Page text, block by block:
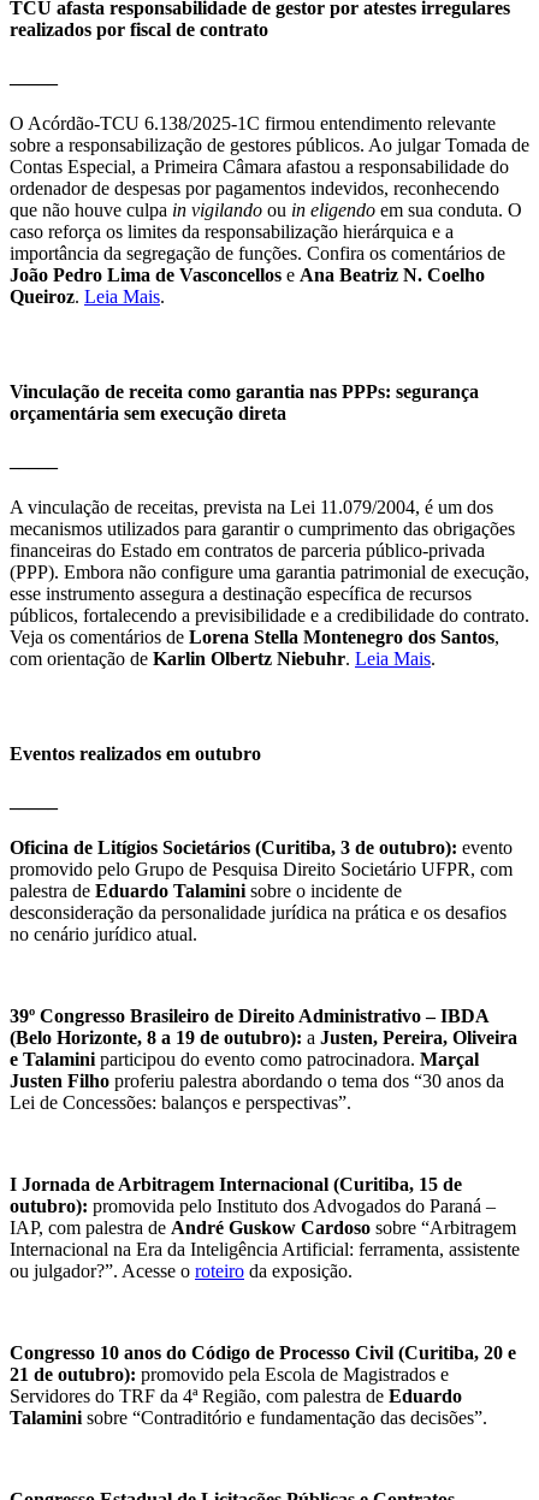
TCU afasta responsabilidade de gestor por atestes irregulares
realizados por fiscal de contrato
O Acórdão-TCU 6.138/2025-1C firmou entendimento relevante
sobre a responsabilização de gestores públicos. Ao julgar Tomada de
Contas Especial, a Primeira Câmara afastou a responsabilidade do
ordenador de despesas por pagamentos indevidos, reconhecendo
que não houve culpa in vigilando ou in eligendo em sua conduta. O
caso reforça os limites da responsabilização hierárquica e a
importância da segregação de funções. Confira os comentários de
João Pedro Lima de Vasconcellos e Ana Beatriz N. Coelho
Queiroz. Leia Mais.
Vinculação de receita como garantia nas PPPs: segurança
orçamentária sem execução direta
A vinculação de receitas, prevista na Lei 11.079/2004, é um dos
mecanismos utilizados para garantir o cumprimento das obrigações
financeiras do Estado em contratos de parceria público-privada
(PPP). Embora não configure uma garantia patrimonial de execução,
esse instrumento assegura a destinação específica de recursos
públicos, fortalecendo a previsibilidade e a credibilidade do contrato.
Veja os comentários de Lorena Stella Montenegro dos Santos,
com orientação de Karlin Olbertz Niebuhr. Leia Mais.
Eventos realizados em outubro
Oficina de Litígios Societários (Curitiba, 3 de outubro): evento
promovido pelo Grupo de Pesquisa Direito Societário UFPR, com
palestra de Eduardo Talamini sobre o incidente de
desconsideração da personalidade jurídica na prática e os desafios
no cenário jurídico atual.
39º Congresso Brasileiro de Direito Administrativo – IBDA
(Belo Horizonte, 8 a 19 de outubro): a Justen, Pereira, Oliveira
e Talamini participou do evento como patrocinadora. Marçal
Justen Filho proferiu palestra abordando o tema dos “30 anos da
Lei de Concessões: balanços e perspectivas”.
I Jornada de Arbitragem Internacional (Curitiba, 15 de
outubro): promovida pelo Instituto dos Advogados do Paraná –
IAP, com palestra de André Guskow Cardoso sobre “Arbitragem
Internacional na Era da Inteligência Artificial: ferramenta, assistente
ou julgador?”. Acesse o roteiro da exposição.
Congresso 10 anos do Código de Processo Civil (Curitiba, 20 e
21 de outubro): promovido pela Escola de Magistrados e
Servidores do TRF da 4ª Região, com palestra de Eduardo
Talamini sobre “Contraditório e fundamentação das decisões”.